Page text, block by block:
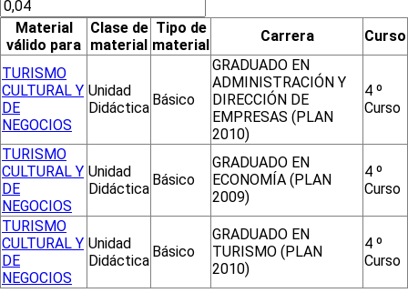
Material
válido para
Clase de
material
Tipo de
material
Carrera Curso
TURISMO
CULTURAL Y
DE
NEGOCIOS
Unidad
Didáctica Básico
GRADUADO EN
ADMINISTRACIÓN Y
DIRECCIÓN DE
EMPRESAS (PLAN
2010)
4 º
Curso
TURISMO
CULTURAL Y
DE
NEGOCIOS
Unidad
Didáctica
Básico
GRADUADO EN
ECONOMÍA (PLAN
2009)
4 º
Curso
TURISMO
CULTURAL Y
DE
NEGOCIOS
Unidad
Didáctica
Básico
GRADUADO EN
TURISMO (PLAN
2010)
4 º
Curso